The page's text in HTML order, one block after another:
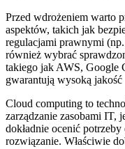
Przed wdrożeniem warto
aspektów, takich jak
regulacjami prawnymi
również wybrać
takiego jak AWS, Google
gwarantują wysoką
Cloud computing to
zarządzanie zasobami IT,
dokładnie ocenić
rozwiązanie. Właściwie